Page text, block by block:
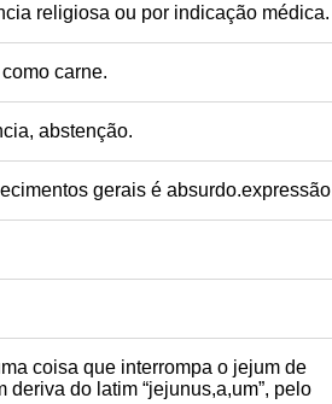
religiosa ou por indicação médica.
carne.
abstenção.
gerais é absurdo.expressão
coisa que interrompa o jejum de
do latim “jejunus,a,um”, pelo